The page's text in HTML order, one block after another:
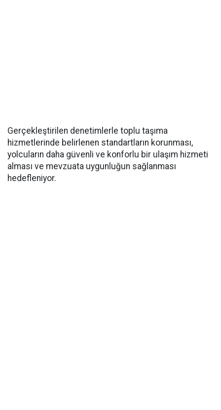
Gerçekleştirilen denetimlerle toplu taşıma
hizmetlerinde belirlenen standartların korunması,
yolcuların daha güvenli ve konforlu bir ulaşım hizmeti
alması ve mevzuata uygunluğun sağlanması
hedefleniyor.